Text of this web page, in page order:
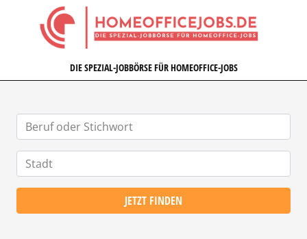
HOMEOFFICEJOBS.DE
DIE SPEZIAL-JOBBÖRSE FÜR HOMEOFFICE-JOBS
JETZT FINDEN